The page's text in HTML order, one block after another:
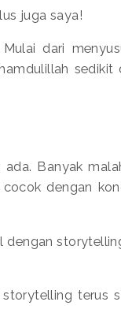
juga saya!
dari
sedikit
Banyak
dengan
dengan
terus